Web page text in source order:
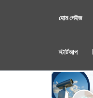
হোম পেইজ
স্টার্টআপ